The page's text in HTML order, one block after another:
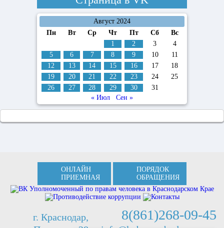
Август 2024
Пн
Вт Ср Чт Пт Сб
Вс
1
2 3
4
5
6 7 8 9 10
11
12
13 14 15 16 17
18
19
20 21 22 23 24
25
26
27 28 29 30
31
« Июл
Сен »
ОНЛАЙН
ПРИЕМНАЯ
ПОРЯДОК
ОБРАЩЕНИЯ
г. Краснодар,
8(861)268-09-45